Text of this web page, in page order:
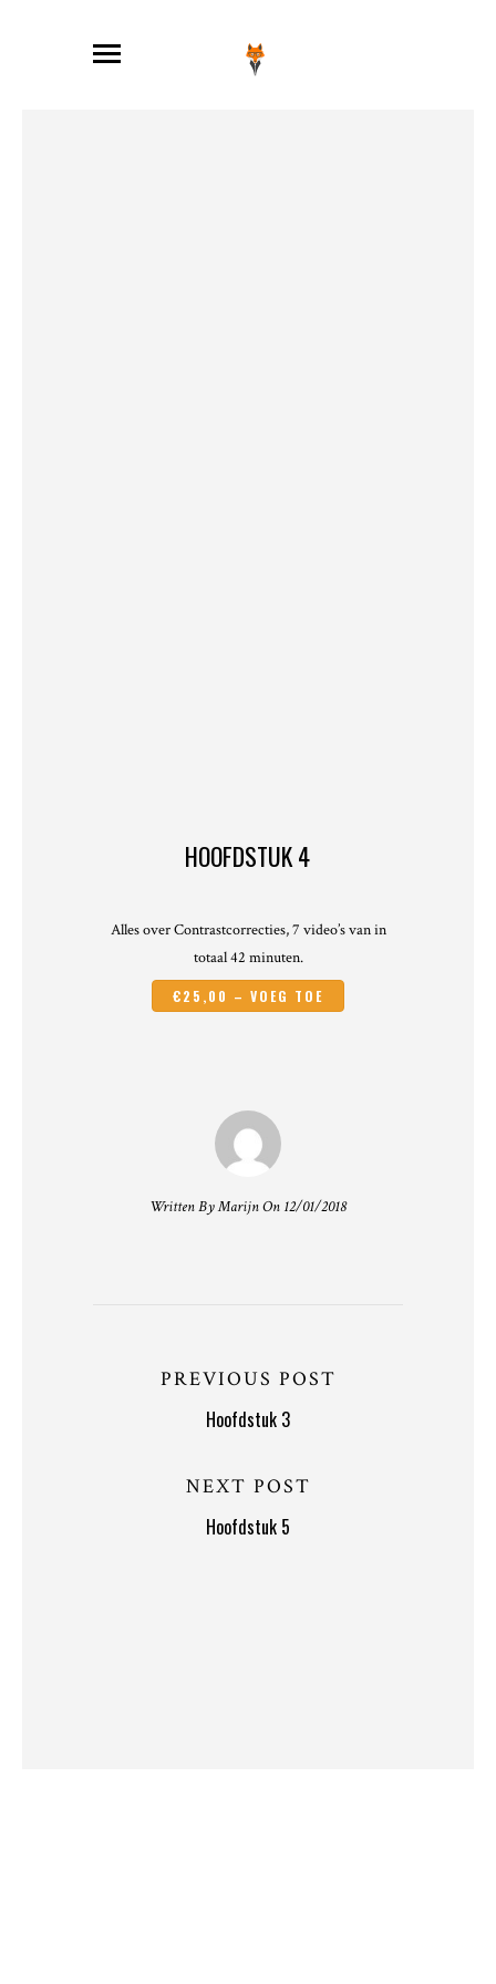
HOOFDSTUK 4
Alles over Contrastcorrecties, 7 video’s van in
totaal 42 minuten.
€25,00 – VOEG TOE
Written By Marijn On 12/01/2018
PREVIOUS POST
Hoofdstuk 3
NEXT POST
Hoofdstuk 5